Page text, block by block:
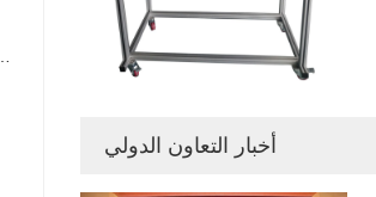
أخبار التعاون الدولي